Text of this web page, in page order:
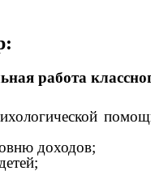
работа
помощи
доходов;